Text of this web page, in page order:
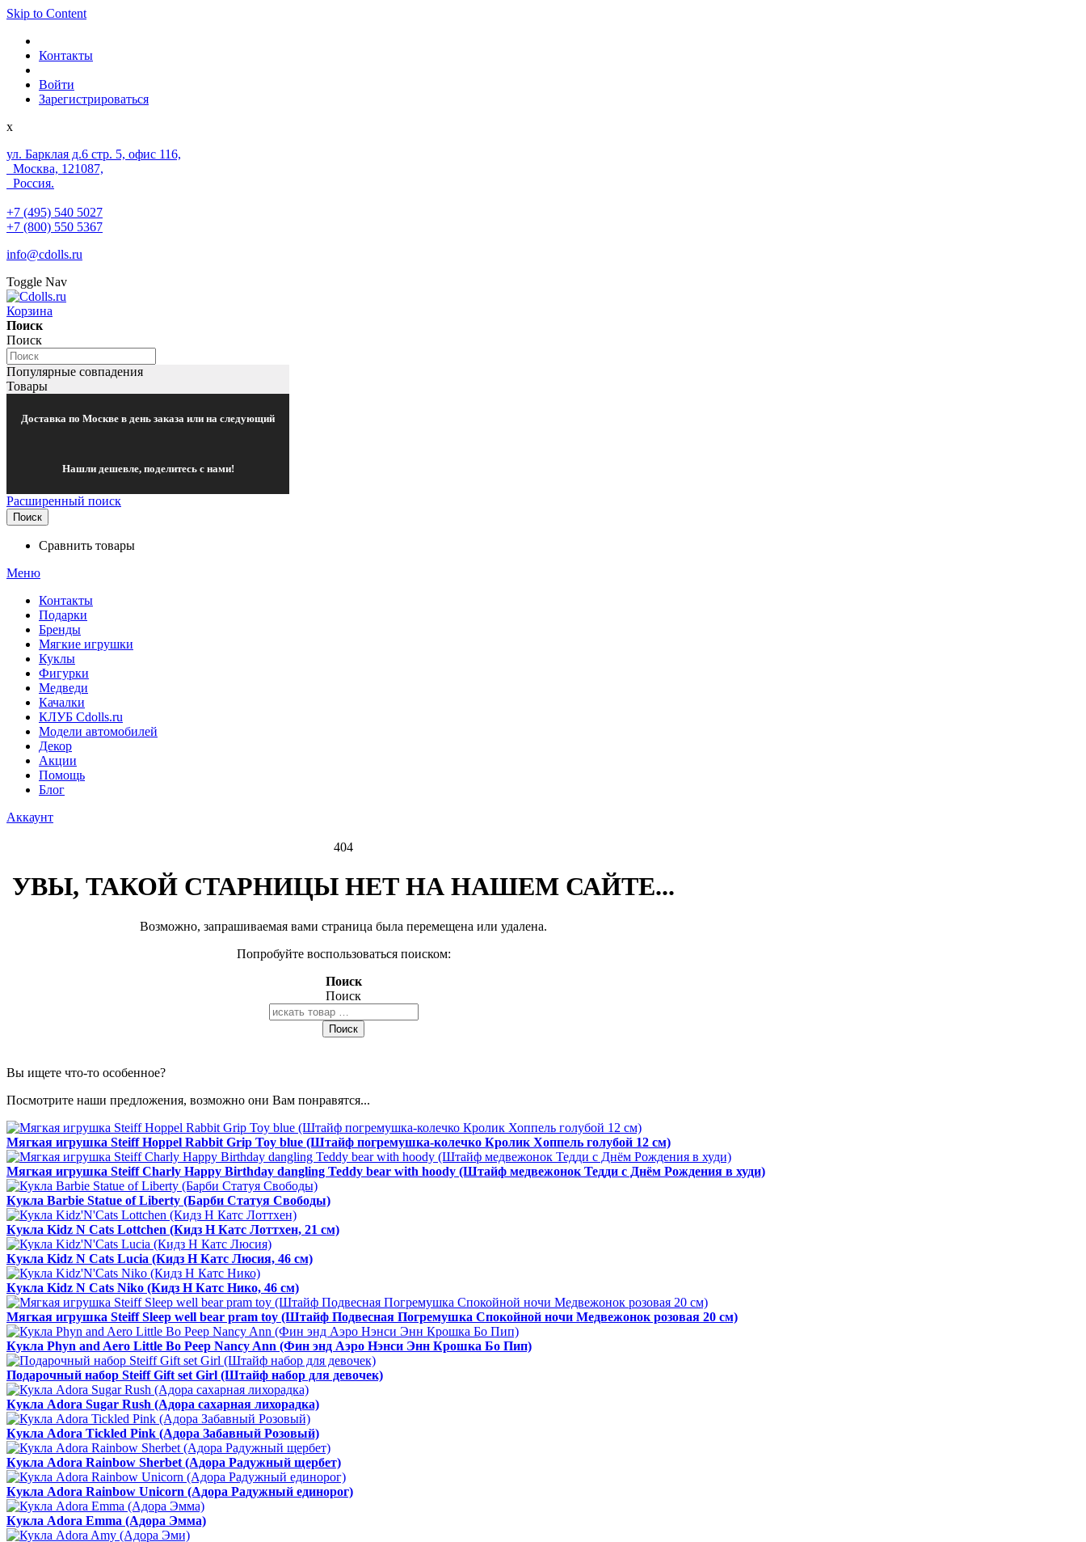
Skip to Content
Контакты
Войти
Зарегистрироваться
x
ул. Барклая д.6 стр. 5, офис 116,
Москва, 121087,
Россия.
+7 (495) 540 5027
+7 (800) 550 5367
info@cdolls.ru
Toggle Nav
Корзина
Поиск
Поиск
Популярные совпадения
Товары
Доставка по Москве в день заказа или на следующий
Нашли дешевле, поделитесь с нами!
Расширенный поиск
Поиск
Сравнить товары
Меню
Контакты
Подарки
Бренды
Мягкие игрушки
Куклы
Фигурки
Медведи
Качалки
КЛУБ Cdolls.ru
Модели автомобилей
Декор
Акции
Помощь
Блог
Аккаунт
404
УВЫ, ТАКОЙ СТАРНИЦЫ НЕТ НА НАШЕМ САЙТЕ...
Возможно, запрашиваемая вами страница была перемещена или удалена.
Попробуйте воспользоваться поиском:
Поиск
Поиск
Поиск
Вы ищете что-то особенное?
Посмотрите наши предложения, возможно они Вам понравятся...
Мягкая игрушка Steiff Hoppel Rabbit Grip Toy blue (Штайф погремушка-колечко Кролик Хоппель голубой 12 см)
Мягкая игрушка Steiff Charly Happy Birthday dangling Teddy bear with hoody (Штайф медвежонок Тедди с Днём Рождения в худи)
Кукла Barbie Statue of Liberty (Барби Статуя Свободы)
Кукла Kidz N Cats Lottchen (Кидз Н Катс Лоттхен, 21 см)
Кукла Kidz N Cats Lucia (Кидз Н Катс Люсия, 46 см)
Кукла Kidz N Cats Niko (Кидз Н Катс Нико, 46 см)
Мягкая игрушка Steiff Sleep well bear pram toy (Штайф Подвесная Погремушка Спокойной ночи Медвежонок розовая 20 см)
Кукла Phyn and Aero Little Bo Peep Nancy Ann (Фин энд Аэро Нэнси Энн Крошка Бо Пип)
Подарочный набор Steiff Gift set Girl (Штайф набор для девочек)
Кукла Adora Sugar Rush (Адора сахарная лихорадка)
Кукла Adora Tickled Pink (Адора Забавный Розовый)
Кукла Adora Rainbow Sherbet (Адора Радужный щербет)
Кукла Adora Rainbow Unicorn (Адора Радужный единорог)
Кукла Adora Emma (Адора Эмма)